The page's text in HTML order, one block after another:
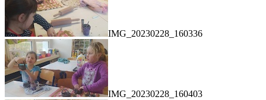
IMG_20230228_160336
IMG_20230228_160403